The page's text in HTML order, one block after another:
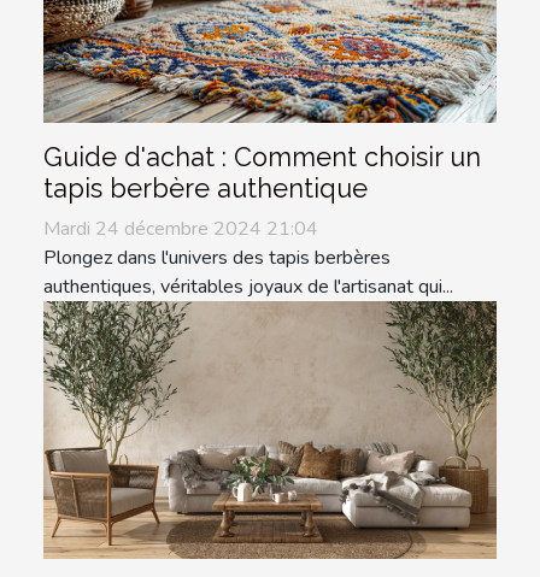
Guide d'achat : Comment choisir un
tapis berbère authentique
Mardi 24 décembre 2024 21:04
Plongez dans l'univers des tapis berbères
authentiques, véritables joyaux de l'artisanat qui...